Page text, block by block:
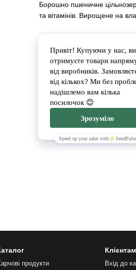
Борошно пшеничне
та вітамінів. Вирощене на
Доставка Оплата
продукти
Клієнтам
Вхід до